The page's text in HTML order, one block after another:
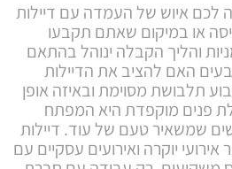
לכם איוש של העמדה עם דיילות
או במיקום שאתם תקבעו
והליך הקבלה ינוהל בהתאם
האם להציב את הדיילות
תלבושת מסוימת ובאיזה אופן
פנים מוקפדת היא המפתח
שמשאיר טעם של עוד. דיילות
אירועי יוקרה ואירועים עסקיים עם